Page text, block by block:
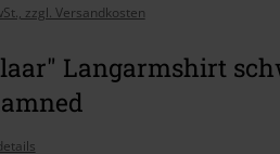
zzgl. Versandkosten
Langarmshirt